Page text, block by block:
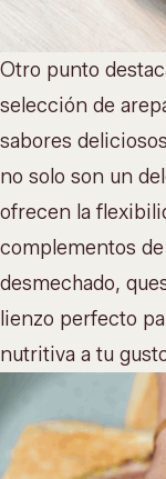
Otro punto
selección de
sabores
no solo son un
ofrecen la
complementos
desmechado,
lienzo perfecto
nutritiva a tu